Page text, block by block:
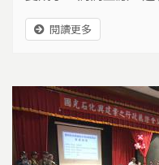
收作為文山工業區，
閱讀更多